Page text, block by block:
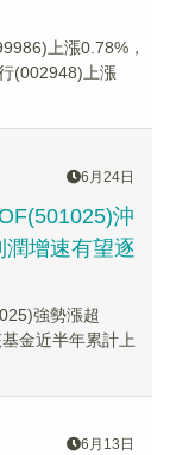
上漲0.78%，
(002948)上漲
6月24日
沖
增速有望逐
強勢漲超
金近半年累計上
6月13日